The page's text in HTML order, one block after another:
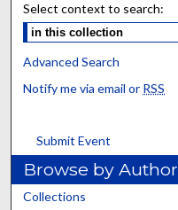
Select context to search:
Advanced Search
Notify me via email or RSS
Submit Event
Browse by Author
Collections